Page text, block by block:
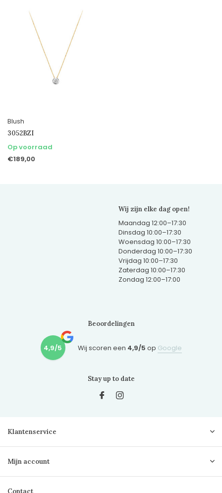
Blush
3052BZI
Op voorraad
€189,00
Wij zijn elke dag open!
Maandag 12:00–17:30
Dinsdag 10:00–17:30
Woensdag 10:00–17:30
Donderdag 10:00–17:30
Vrijdag 10:00–17:30
Zaterdag 10:00–17:30
Zondag 12:00–17:00
Beoordelingen
4,9/5 Wij scoren een 4,9/5 op Google
Stay up to date
Klantenservice
Mijn account